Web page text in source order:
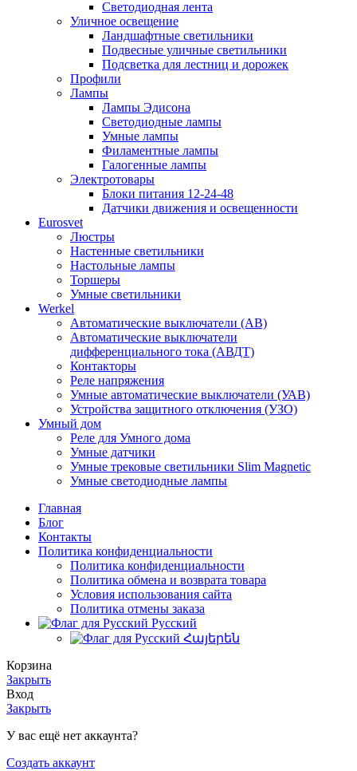
Светодиодная лента
Уличное освещение
Ландшафтные светильники
Подвесные уличные светильники
Подсветка для лестниц и дорожек
Профили
Лампы
Лампы Эдисона
Светодиодные лампы
Умные лампы
Филаментные лампы
Галогенные лампы
Электротовары
Блоки питания 12-24-48
Датчики движения и освещенности
Eurosvet
Люстры
Настенные светильники
Настольные лампы
Торшеры
Умные светильники
Werkel
Автоматические выключатели (АВ)
Автоматические выключатели
дифференциального тока (АВДТ)
Контакторы
Реле напряжения
Умные автоматические выключатели (УАВ)
Устройства защитного отключения (УЗО)
Умный дом
Реле для Умного дома
Умные датчики
Умные трековые светильники Slim Magnetic
Умные светодиодные лампы
Главная
Блог
Контакты
Политика конфиденциальности
Политика конфиденциальности
Политика обмена и возврата товара
Условия использования сайта
Политика отмены заказа
Русский
Հայերեն
Корзина
Закрыть
Вход
Закрыть
У вас ещё нет аккаунта?
Создать аккаунт